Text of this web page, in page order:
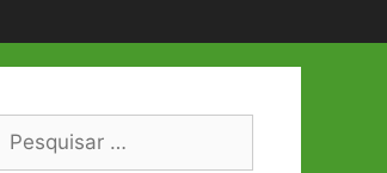
Pesquisar